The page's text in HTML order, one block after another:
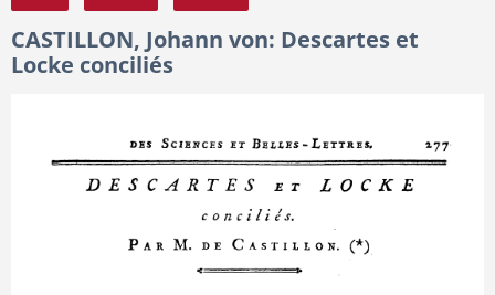
CASTILLON, Johann von: Descartes et
Locke conciliés